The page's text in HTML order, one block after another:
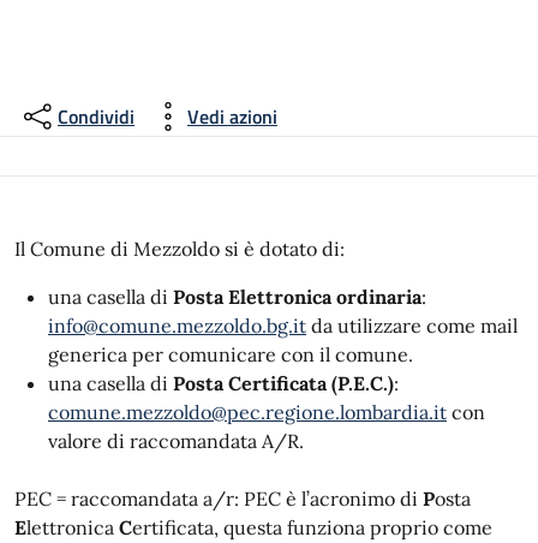
Condividi Vedi azioni
Il Comune di Mezzoldo si è dotato di:
una casella di Posta Elettronica ordinaria:
info@comune.mezzoldo.bg.it da utilizzare come mail
generica per comunicare con il comune.
una casella di Posta Certificata (P.E.C.):
comune.mezzoldo@pec.regione.lombardia.it con
valore di raccomandata A/R.
PEC = raccomandata a/r: PEC è l’acronimo di Posta
Elettronica Certificata, questa funziona proprio come